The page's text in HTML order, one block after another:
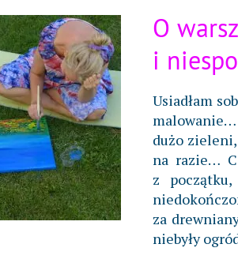
O
i
Usiadłam
malowanie…
dużo
na razie…
z
za
niebyły